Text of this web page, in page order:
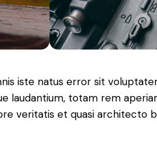
iste natus error sit
laudantium, totam rem
veritatis et quasi architecto